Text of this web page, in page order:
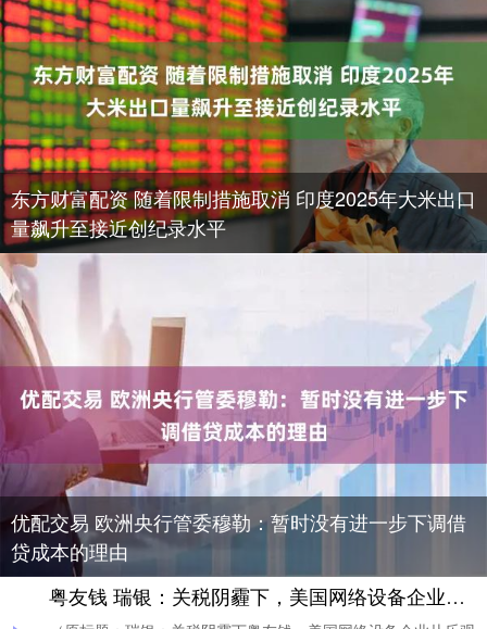
东方财富配资 随着限制措施取消 印度2025年大米出口
量飙升至接近创纪录水平
优配交易 欧洲央行管委穆勒：暂时没有进一步下调借
贷成本的理由
粤友钱 瑞银：关税阴霾下，美国网络设备企业从乐观骤转谨慎